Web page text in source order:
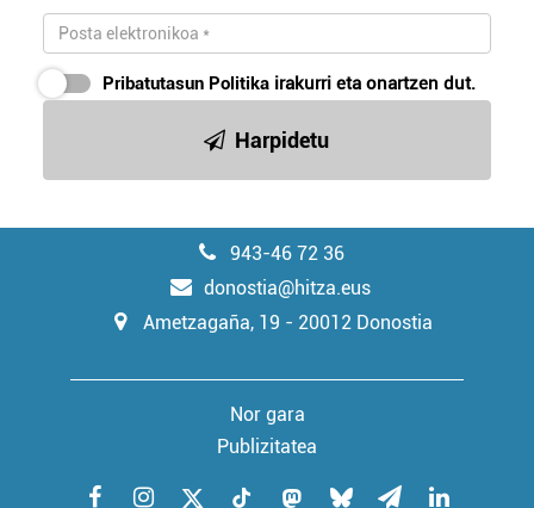
Pribatutasun Politika irakurri eta onartzen dut.
Harpidetu
943-46 72 36
donostia@hitza.eus
Ametzagaña, 19 - 20012 Donostia
Nor gara
Publizitatea